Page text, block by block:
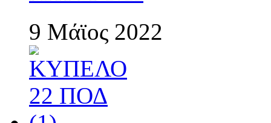
9 Μάϊος 2022